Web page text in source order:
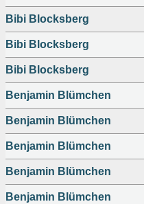
Bibi Blocksberg
Bibi Blocksberg
Bibi Blocksberg
Benjamin Blümchen
Benjamin Blümchen
Benjamin Blümchen
Benjamin Blümchen
Benjamin Blümchen